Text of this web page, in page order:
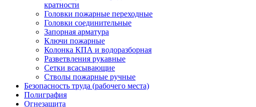
кратности
Головки пожарные переходные
Головки соединительные
Запорная арматура
Ключи пожарные
Колонка КПА и водоразборная
Разветвления рукавные
Сетки всасывающие
Стволы пожарные ручные
Безопасность труда (рабочего места)
Полиграфия
Огнезащита